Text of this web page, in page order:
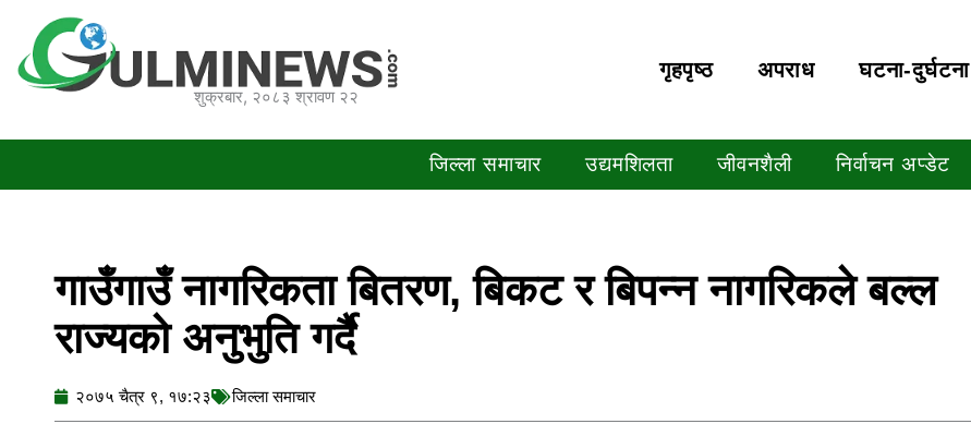
content
शुक्रबार, २०८३ श्रावण २२
गृहपृष्‍ठ अपराध घटना-दुर्घटना
जिल्ला समाचार उद्यमशिलता जीवनशैली निर्वाचन अप्डेट
गाउँगाउँ नागरिकता बितरण, बिकट र बिपन्न नागरिकले बल्ल
राज्यको अनुभुति गर्दै
२०७५ चैत्र ९, १७:२३ जिल्ला समाचार